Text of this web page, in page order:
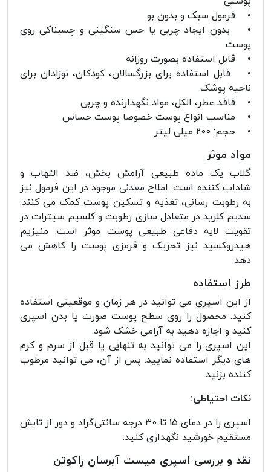
• فرمول سبک و بدون بو
• بدون ایجاد چربی یا حس سنگینی و چسبناکی روی
پوست
• قابل استفاده بصورت روزانه
• قابل استفاده برای بزرگسالان، کودکان، نوزادان برای
ناحیه پوشک
• فاقد عطر، الکل، مواد نگهدارنده و چربی
• مناسب انواع پوست خصوصا پوست حساس
• حجم: 200 میلی لیتر
مواد موثر
گلاب یک ماده طبیعی آرامش بخش، ضد التهاب و
شاداب کننده است. املاح معدنی موجود در این فرمول نیز
به رطوبت رسانی، تغذیه و تسکین پوست کمک می کنند.
سدیم کلرید در متعادل سازی رطوبت و کلسیم سیترات در
تقویت لایه دفاعی طبیعی پوست موثر است. منیزیم
هیدروکسید نیز تحریک و قرمزی پوست را کاهش می
دهد.
طرز استفاده
از این اسپری می توانید در هر زمان و موقعیتی استفاده
کنید. محصول را روی سطح پوست صورت یا بدن اسپری
کنید و اجازه دهید به آرامی خشک شود.
این اسپری را می توانید به تنهایی یا قبل از سرم و کرم
های دیگر استفاده نمایید. پس از آن، می توانید مرطوب
کننده بزنید.
نکات احتیاطی:
اسپری را در دمای 15 تا 30 درجه سانتی‌گراد و دور از تابش
مستقیم خورشید نگهداری کنید.
نقد و بررسی اسپری میست آبرسان راکوتن